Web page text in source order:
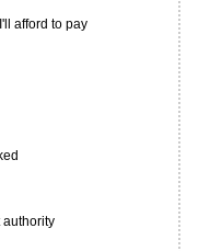
afford to pay
authority